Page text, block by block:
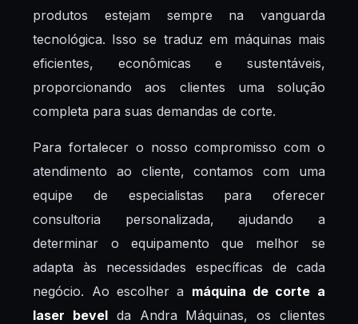
produtos estejam sempre na vanguarda
tecnológica. Isso se traduz em máquinas mais
eficientes, econômicas e sustentáveis,
proporcionando aos clientes uma solução
completa para suas demandas de corte.
Para fortalecer o nosso compromisso com o
atendimento ao cliente, contamos com uma
equipe de especialistas para oferecer
consultoria personalizada, ajudando a
determinar o equipamento que melhor se
adapta às necessidades específicas de cada
negócio. Ao escolher a máquina de corte a
laser bevelda Andra Máquinas, os clientes